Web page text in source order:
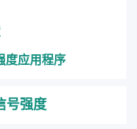
度应用程序
号强度